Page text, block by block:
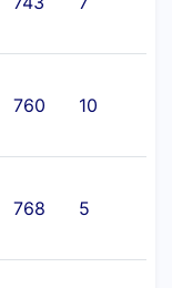
760 10
768 5